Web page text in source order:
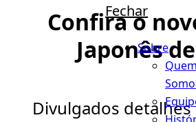
Fechar
Sobre
Quem
Confira o
Japonês
Divulgados